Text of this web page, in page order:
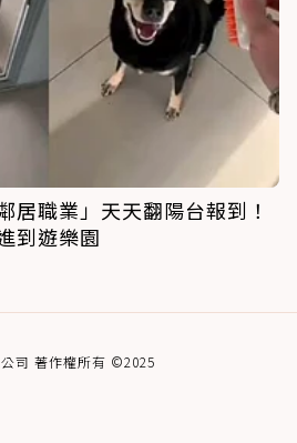
居職業」天天翻陽台報到！
到遊樂園
司 著作權所有 ©2025